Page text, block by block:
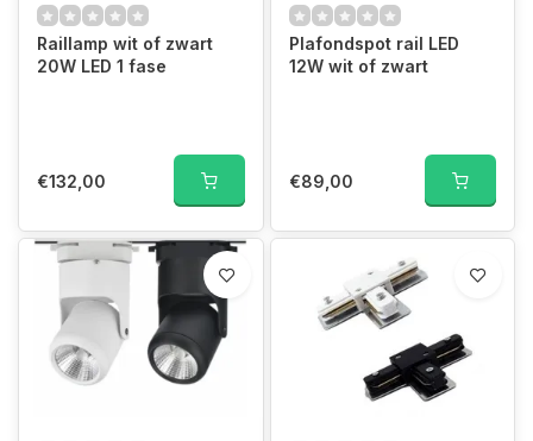
Raillamp wit of zwart
20W LED 1 fase
€132,00
Plafondspot rail LED
12W wit of zwart
€89,00